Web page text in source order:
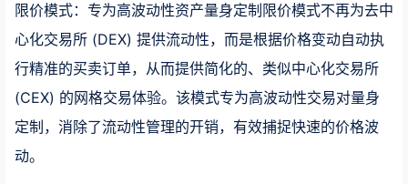
限价模式：专为高波动性资产量身定制限价模式不再为去中
心化交易所 (DEX) 提供流动性，而是根据价格变动自动执
行精准的买卖订单，从而提供简化的、类似中心化交易所
(CEX) 的网格交易体验。该模式专为高波动性交易对量身
定制，消除了流动性管理的开销，有效捕捉快速的价格波
动。